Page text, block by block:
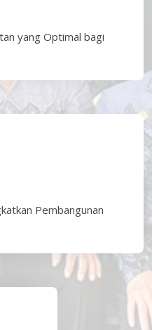
yang Optimal bagi
Pembangunan